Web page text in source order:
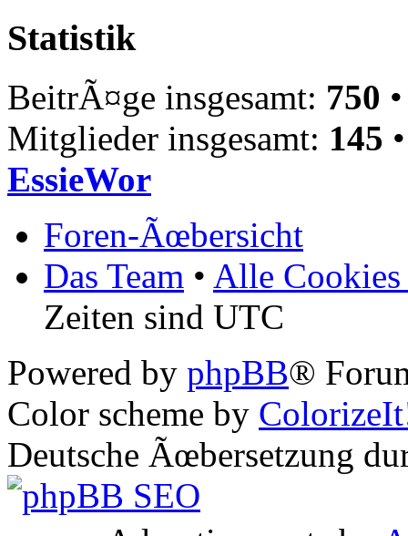
Statistik
BeitrÃ¤ge insgesamt: 750
Mitglieder insgesamt: 145
EssieWor
Foren-Ãœbersicht
Das Team • Alle Cookies
Zeiten sind UTC
Powered by phpBB®
Color scheme by
Deutsche Ãœbersetzung